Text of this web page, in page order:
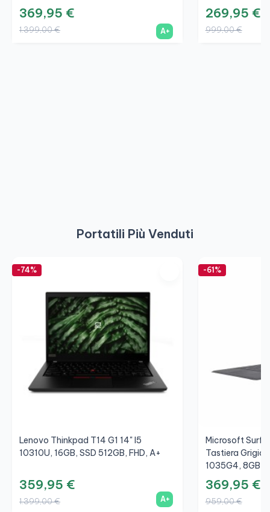
369,95 €
1.399,00 € A+
269,95 €
999,00 €
Portatili Più Venduti
-74%
Lenovo Thinkpad T14 G1 14" I5
10310U, 16GB, SSD 512GB, FHD, A+
359,95 €
1.399,00 € A+
-61%
Microsoft
Tastiera
1035G4, 8GB,
369,95 €
959,00 €